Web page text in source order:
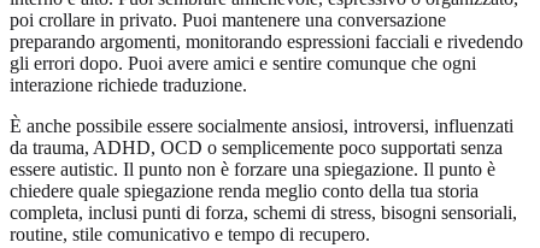
poi crollare in privato. Puoi mantenere una conversazione
preparando argomenti, monitorando espressioni facciali e rivedendo
gli errori dopo. Puoi avere amici e sentire comunque che ogni
interazione richiede traduzione.
È anche possibile essere socialmente ansiosi, introversi, influenzati
da trauma, ADHD, OCD o semplicemente poco supportati senza
essere autistic. Il punto non è forzare una spiegazione. Il punto è
chiedere quale spiegazione renda meglio conto della tua storia
completa, inclusi punti di forza, schemi di stress, bisogni sensoriali,
routine, stile comunicativo e tempo di recupero.